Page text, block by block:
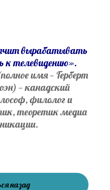
вырабатывать
к телевидению».
имя — Герберт
— канадский
филолог и
теоретик медиа
назад